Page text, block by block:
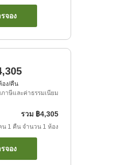
จอง
อง/คืน
ภาษีและค่าธรรมเนียม
รวม ฿4,305
น 1 คืน จำนวน 1 ห้อง
จอง